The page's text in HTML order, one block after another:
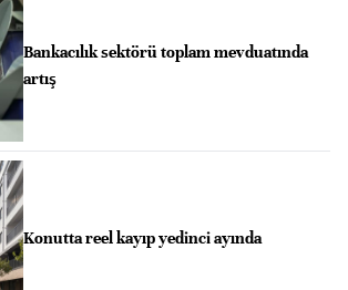
Bankacılık sektörü toplam mevduatında
artış
Konutta reel kayıp yedinci ayında